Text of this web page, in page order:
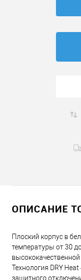
ОПИСАНИЕ
Плоский корпус в
температуры от 30
Технология DRY
защитного